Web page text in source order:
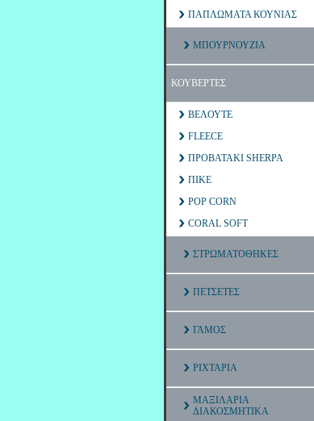
ΠΑΠΛΩΜΑΤΑ ΚΟΥΝΙΑΣ
ΜΠΟΥΡΝΟΥΖΙΑ
ΚΟΥΒΕΡΤΕΣ
ΒΕΛΟΥΤΕ
FLEECE
ΠΡΟΒΑΤΑΚΙ SHERPA
ΠΙΚΕ
POP CORN
CORAL SOFT
ΣΤΡΩΜΑΤΟΘΗΚΕΣ
ΠΕΤΣΕΤΕΣ
ΓΑΜΟΣ
ΡΙΧΤΑΡΙΑ
ΜΑΞΙΛΑΡΙΑ
ΔΙΑΚΟΣΜΗΤΙΚΑ